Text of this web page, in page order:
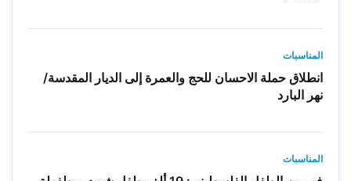
المناسبات
انطلاق حملة الاحسان للحج والعمرة إلى الديار المقدسة/
نهر البارد
المناسبات